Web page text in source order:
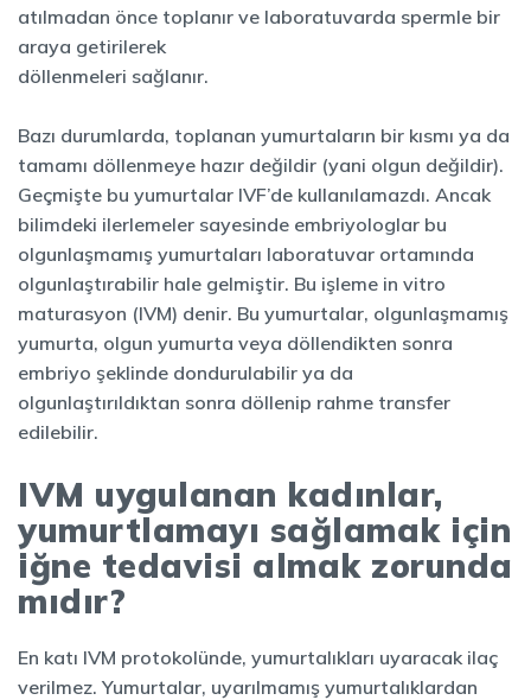
atılmadan önce toplanır ve laboratuvarda spermle bir
araya getirilerek
döllenmeleri sağlanır.
Bazı durumlarda, toplanan yumurtaların bir kısmı ya da
tamamı döllenmeye hazır değildir (yani olgun değildir).
Geçmişte bu yumurtalar IVF’de kullanılamazdı. Ancak
bilimdeki ilerlemeler sayesinde embriyologlar bu
olgunlaşmamış yumurtaları laboratuvar ortamında
olgunlaştırabilir hale gelmiştir. Bu işleme in vitro
maturasyon (IVM) denir. Bu yumurtalar, olgunlaşmamış
yumurta, olgun yumurta veya döllendikten sonra
embriyo şeklinde dondurulabilir ya da
olgunlaştırıldıktan sonra döllenip rahme transfer
edilebilir.
IVM uygulanan kadınlar,
yumurtlamayı sağlamak için
iğne tedavisi almak zorunda
mıdır?
En katı IVM protokolünde, yumurtalıkları uyaracak ilaç
verilmez. Yumurtalar, uyarılmamış yumurtalıklardan